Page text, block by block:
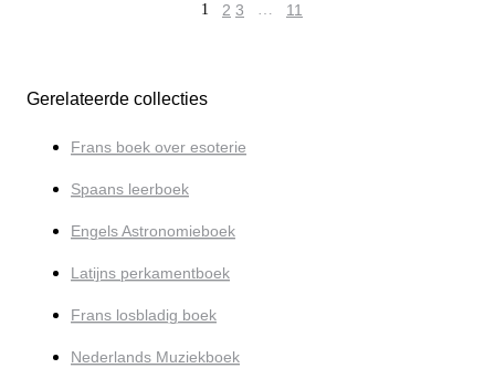
1 2 3 … 11
Gerelateerde collecties
Frans boek over esoterie
Spaans leerboek
Engels Astronomieboek
Latijns perkamentboek
Frans losbladig boek
Nederlands Muziekboek